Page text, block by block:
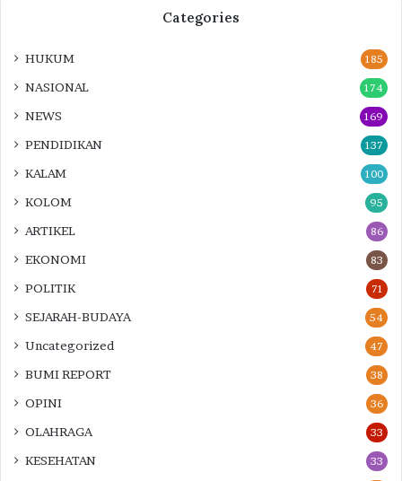
Categories
HUKUM 185
NASIONAL 174
NEWS 169
PENDIDIKAN 137
KALAM 100
KOLOM 95
ARTIKEL 86
EKONOMI 83
POLITIK 71
SEJARAH-BUDAYA 54
Uncategorized 47
BUMI REPORT 38
OPINI 36
OLAHRAGA 33
KESEHATAN 33